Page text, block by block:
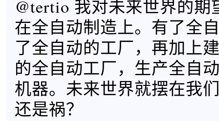
@tertio 我对未来世界的期
在全自动制造上。有了全
了全自动的工厂，再加上
的全自动工厂，生产全自
机器。未来世界就摆在我
还是祸？ ​​​​